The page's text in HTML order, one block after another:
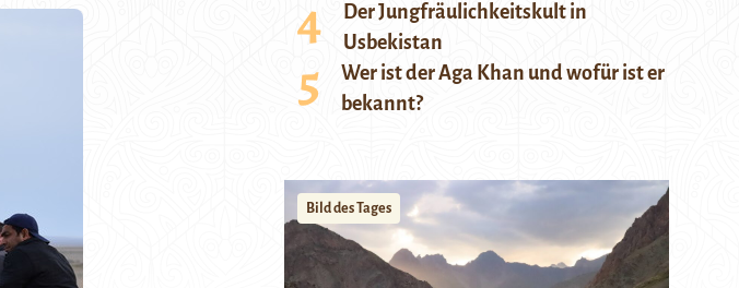
Der Jungfräulichkeitskult in
Usbekistan
Wer ist der Aga Khan und wofür ist er
bekannt?
Bild des Tages